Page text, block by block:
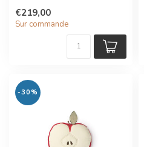
€219,00
Sur commande
-30%